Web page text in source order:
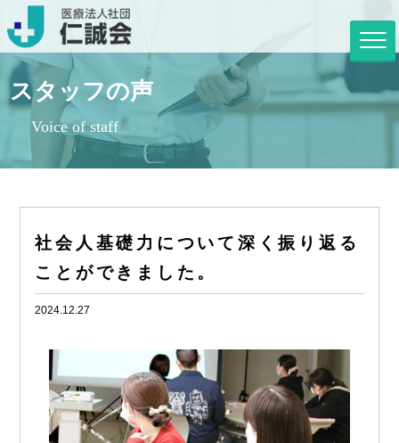
スタッフの声
Voice of staff
社会人基礎力について深く振り返る
ことができました。
2024.12.27